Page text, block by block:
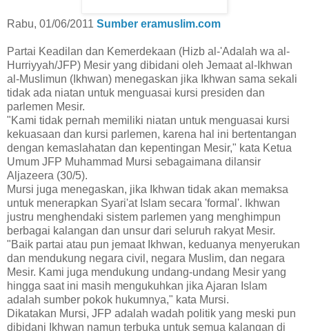
Rabu, 01/06/2011 Sumber eramuslim.com
Partai Keadilan dan Kemerdekaan (Hizb al-'Adalah wa al-
Hurriyyah/JFP) Mesir yang dibidani oleh Jemaat al-Ikhwan
al-Muslimun (Ikhwan) menegaskan jika Ikhwan sama sekali
tidak ada niatan untuk menguasai kursi presiden dan
parlemen Mesir.
"Kami tidak pernah memiliki niatan untuk menguasai kursi
kekuasaan dan kursi parlemen, karena hal ini bertentangan
dengan kemaslahatan dan kepentingan Mesir," kata Ketua
Umum JFP Muhammad Mursi sebagaimana dilansir
Aljazeera (30/5).
Mursi juga menegaskan, jika Ikhwan tidak akan memaksa
untuk menerapkan Syari'at Islam secara 'formal'. Ikhwan
justru menghendaki sistem parlemen yang menghimpun
berbagai kalangan dan unsur dari seluruh rakyat Mesir.
"Baik partai atau pun jemaat Ikhwan, keduanya menyerukan
dan mendukung negara civil, negara Muslim, dan negara
Mesir. Kami juga mendukung undang-undang Mesir yang
hingga saat ini masih mengukuhkan jika Ajaran Islam
adalah sumber pokok hukumnya," kata Mursi.
Dikatakan Mursi, JFP adalah wadah politik yang meski pun
dibidani Ikhwan namun terbuka untuk semua kalangan di